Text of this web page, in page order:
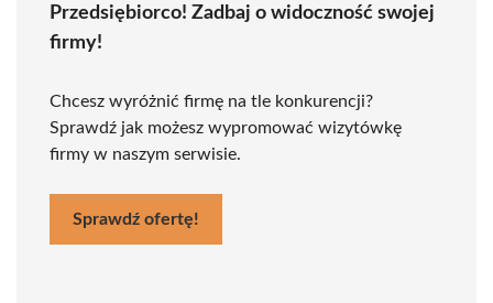
Przedsiębiorco! Zadbaj o widoczność swojej
firmy!
Chcesz wyróżnić firmę na tle konkurencji?
Sprawdź jak możesz wypromować wizytówkę
firmy w naszym serwisie.
Sprawdź ofertę!